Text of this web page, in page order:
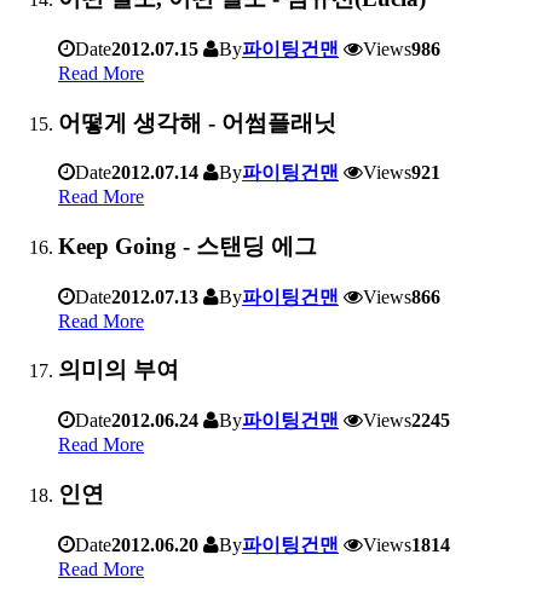
Date2012.07.15 By파이팅건맨 Views986
Read More
어떻게 생각해 - 어썸플래닛
Date2012.07.14 By파이팅건맨 Views921
Read More
Keep Going - 스탠딩 에그
Date2012.07.13 By파이팅건맨 Views866
Read More
의미의 부여
Date2012.06.24 By파이팅건맨 Views2245
Read More
인연
Date2012.06.20 By파이팅건맨 Views1814
Read More